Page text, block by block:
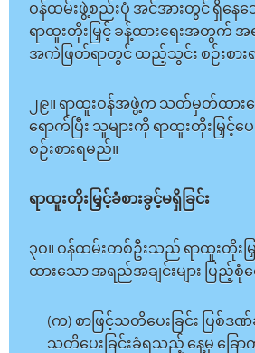
ဝန်ထမ်းဖွဲ့စည်းပုံ အင်အားတွင် ရှိနေသေ
ရာထူးတိုးမြှင့် ခန့်ထားရေးအတွက် အ
အကဲဖြတ်ရာတွင် ထည့်သွင်း စဉ်းစား
၂၉။ ရာထူးဝန်အဖွဲ့က သတ်မှတ်ထာ
ရောက်ပြီး သူများကို ရာထူးတိုးမြှင့်ပေ
စဉ်းစားရမည်။
ရာထူးတိုးမြှင့်ခံစားခွင့်မရှိခြင်း
၃ဝ။ ဝန်ထမ်းတစ်ဦးသည် ရာထူးတိုး
ထားသော အရည်အချင်းများ ပြည့်စုံ
(က) စာဖြင့်သတိပေးခြင်း ပြစ်
သတိပေးခြင်းခံရသည့် နေ့မှ ခြေ